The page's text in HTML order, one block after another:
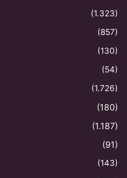
(1.323)
(857)
(130)
(54)
(1.726)
(180)
(1.187)
(91)
(143)